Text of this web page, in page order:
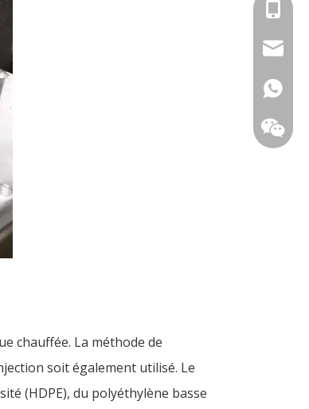
chauffée. La méthode de
soit également utilisé. Le
(HDPE), du polyéthylène basse
+86-
+86-